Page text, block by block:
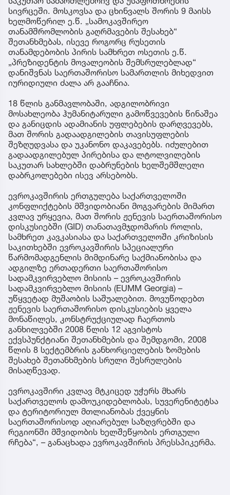
სივრცეში. მოსკოვსა და ცხინვალს შორის 9 მაისს
ხელმოწერილ ე.წ. „სამოკავშირეო
თანამშრომლობის გაღრმავების შესახებ“
შეთანხმებას, ისევე როგორც რუსეთის
თანამდებობის პირის სამხრეთ ოსეთის ე.წ.
„პრეზიდენტის მოვალეობის შემსრულებლად“
დანიშვნას საერთაშორისო სამართლის მიხედვით
იურიდიული ძალა არ გააჩნია.
18 წლის განმავლობაში, ადგილობრივი
მოსახლეობა ჰუმანიტარული გამოწვევების წინაშეა
და განიცდის ადამიანის უფლებების დარღვევებს,
მათ შორის გადაადგილების თავისუფლების
შეზღუდვასა და უკანონო დაკავებებს. იძულებით
გადაადგილებულ პირებისა და ლტოლვილების
საკუთარ სახლებში დაბრუნების ხელშემშლელი
დაბრკოლებები ისევ არსებობს.
ევროკავშირის ერთგულება საქართველოში
კონფლიქტების მშვიდობიანი მოგვარების მიმართ
კვლავ ურყევია, მათ შორის ჟენევის საერთაშორისო
დისკუსიებში (GID) თანათავმჯდომარის როლის,
სამხრეთ კავკასიასა და საქართველოში კრიზისის
საკითხებში ევროკავშირის სპეციალური
წარმომადგენლის მიმდინარე საქმიანობისა და
ადგილზე ერთადერთი საერთაშორისო
სადამკვირვებლო მისიის – ევროკავშირის
სადამკვირვებლო მისიის (EUMM Georgia) –
უწყვეტად მუშაობის საშუალებით. მოვუწოდებთ
ჟენევის საერთაშორისო დისკუსიების ყველა
მონაწილეს, კონსტრუქციულად ჩაერთოს
განხილვებში 2008 წლის 12 აგვისტოს
ექვსპუნქტიანი შეთანხმების და შემდგომი, 2008
წლის 8 სექტემბრის განხორციელების ზომების
შესახებ შეთანხმების სრული შესრულების
მისაღწევად.
ევროკავშირი კვლავ მტკიცედ უჭერს მხარს
საქართველოს დამოუკიდებლობას, სუვერენიტეტსა
და ტერიტორიულ მთლიანობას ქვეყნის
საერთაშორისოდ აღიარებულ საზღვრებში და
რეგიონში მშვიდობის ხელშეწყობის ერთგული
რჩება“, – განაცხადა ევროკავშირის პრესსპიკერმა.